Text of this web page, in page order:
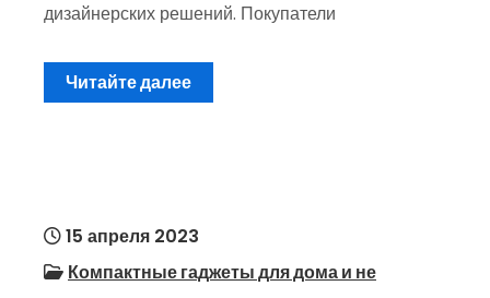
дизайнерских решений. Покупатели
Читайте далее
15 апреля 2023
Компактные гаджеты для дома и не